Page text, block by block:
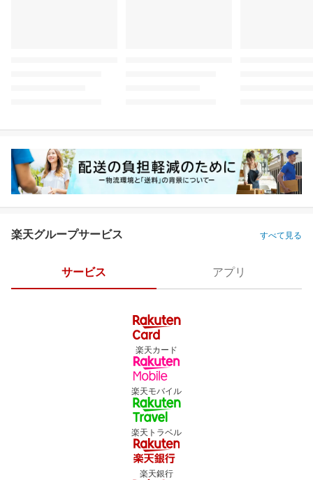
楽天グループサービス すべて見る
サービス アプリ
楽天カード
楽天モバイル
楽天トラベル
楽天銀行